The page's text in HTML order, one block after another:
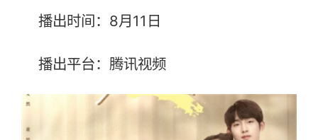
播出时间：8月11日
播出平台：腾讯视频